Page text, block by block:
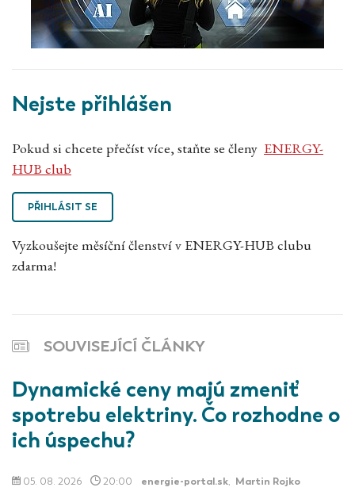
Nejste přihlášen
Pokud si chcete přečíst více, staňte se členy ENERGY-
HUB club
PŘIHLÁSIT SE
Vyzkoušejte měsíční členství v ENERGY-HUB clubu
zdarma!
SOUVISEJÍCÍ ČLÁNKY
Dynamické ceny majú zmeniť
spotrebu elektriny. Čo rozhodne o
ich úspechu?
05. 08. 2026 20:00 energie-portal.sk, Martin Rojko